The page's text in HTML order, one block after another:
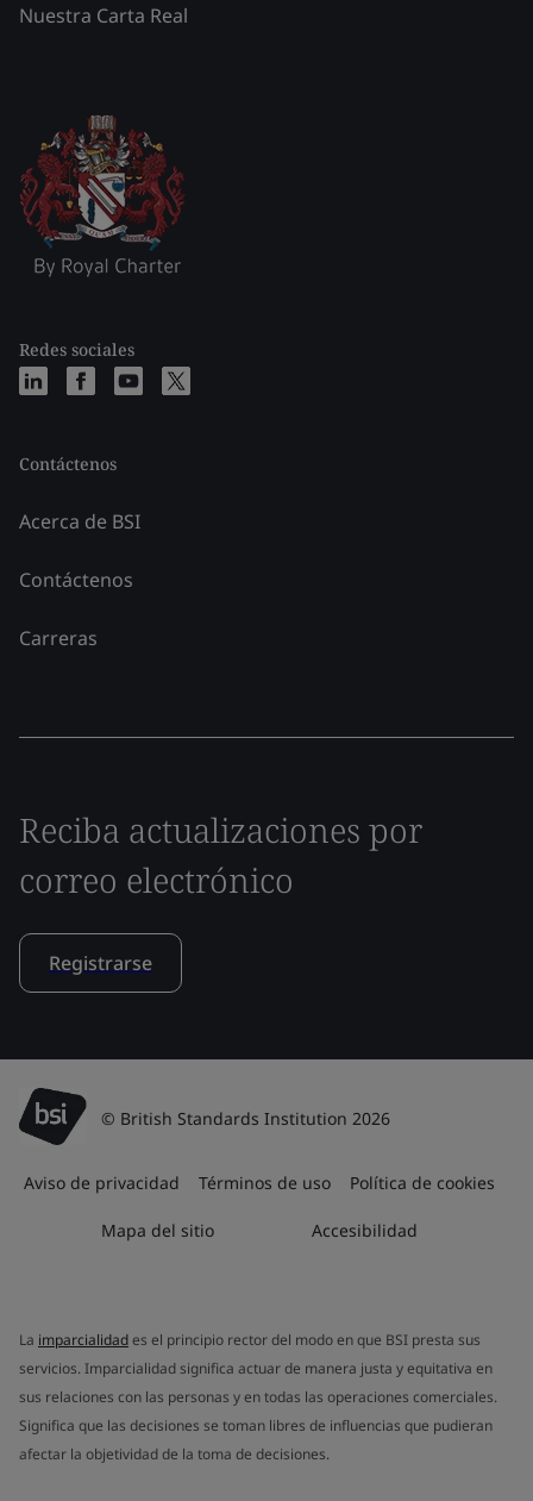
Nuestra Carta Real
Redes sociales
Contáctenos
Acerca de BSI
Contáctenos
Carreras
Reciba actualizaciones por
correo electrónico
Registrarse
© British Standards Institution 2026
Aviso de privacidad Términos de uso Política de cookies
Mapa del sitio Accesibilidad
La imparcialidades el principio rector del modo en que BSI presta sus
servicios. Imparcialidad significa actuar de manera justa y equitativa en
sus relaciones con las personas y en todas las operaciones comerciales.
Significa que las decisiones se toman libres de influencias que pudieran
afectar la objetividad de la toma de decisiones.